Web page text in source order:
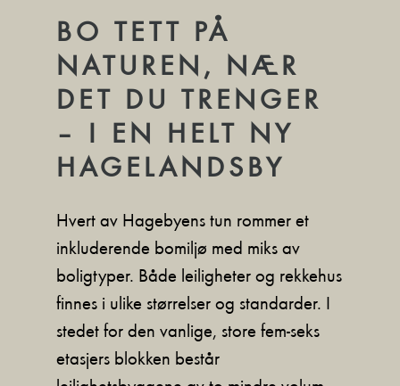
BO TETT PÅ
NATUREN, NÆR
DET DU TRENGER
– I EN HELT NY
HAGELANDSBY
Hvert av Hagebyens tun rommer et
inkluderende bomiljø med miks av
boligtyper. Både leiligheter og rekkehus
finnes i ulike størrelser og standarder. I
stedet for den vanlige, store fem-seks
etasjers blokken består